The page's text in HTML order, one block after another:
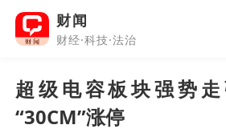
财闻
财经·科技·法治
超级电容板块强势
“30CM”涨停